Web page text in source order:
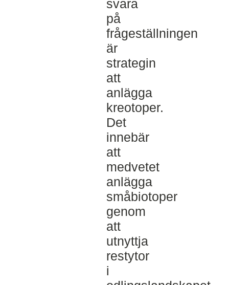
svara
på
frågeställningen
är
strategin
att
anlägga
kreotoper.
Det
innebär
att
medvetet
anlägga
småbiotoper
genom
att
utnyttja
restytor
i